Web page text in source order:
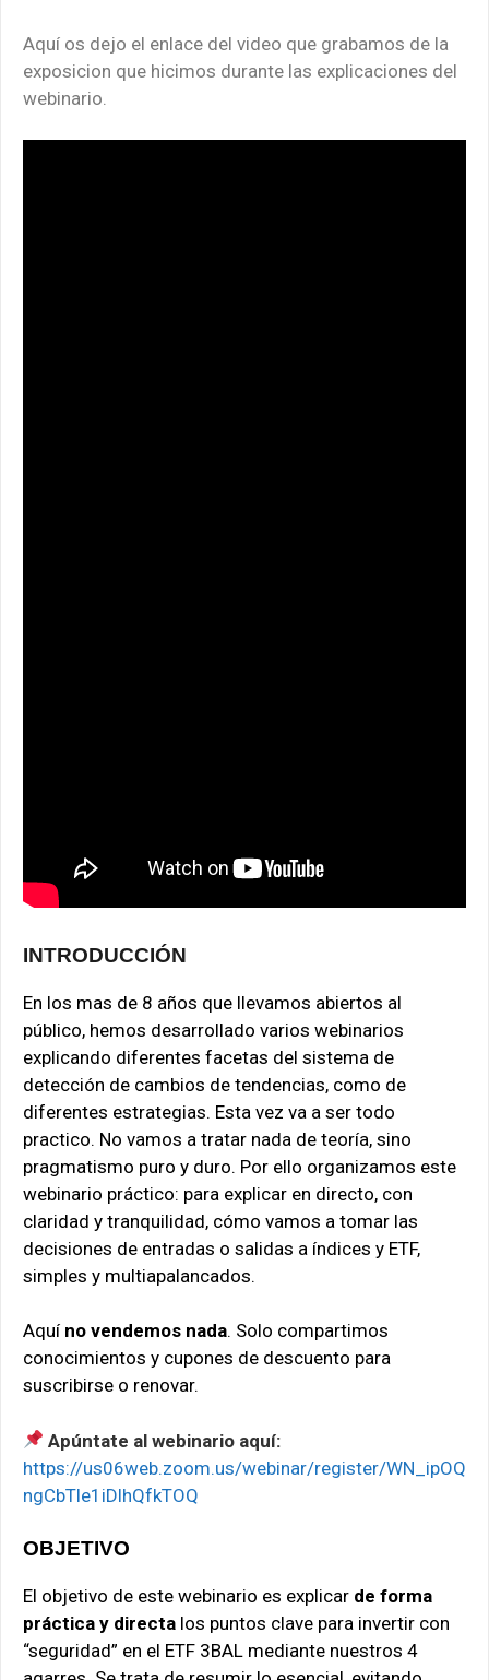
Aquí os dejo el enlace del video que grabamos de la
exposicion que hicimos durante las explicaciones del
webinario.
INTRODUCCIÓN
En los mas de 8 años que llevamos abiertos al
público, hemos desarrollado varios webinarios
explicando diferentes facetas del sistema de
detección de cambios de tendencias, como de
diferentes estrategias. Esta vez va a ser todo
practico. No vamos a tratar nada de teoría, sino
pragmatismo puro y duro. Por ello organizamos este
webinario práctico: para explicar en directo, con
claridad y tranquilidad, cómo vamos a tomar las
decisiones de entradas o salidas a índices y ETF,
simples y multiapalancados.
Aquí no vendemos nada. Solo compartimos
conocimientos y cupones de descuento para
suscribirse o renovar.
Apúntate al webinario aquí:
https://us06web.zoom.us/webinar/register/WN_ipOQ
ngCbTle1iDlhQfkTOQ
OBJETIVO
El objetivo de este webinario es explicar de forma
práctica y directa los puntos clave para invertir con
“seguridad” en el ETF 3BAL mediante nuestros 4